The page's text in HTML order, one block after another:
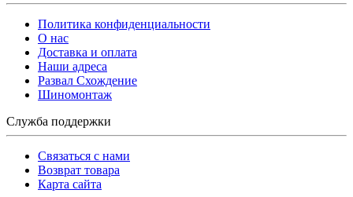
Политика конфиденциальности
O нас
Доставка и оплата
Наши адреса
Развал Схождение
Шиномонтаж
Служба поддержки
Связаться с нами
Возврат товара
Карта сайта